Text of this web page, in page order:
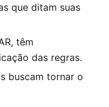
que ditam suas
têm
das regras.
buscam tornar o